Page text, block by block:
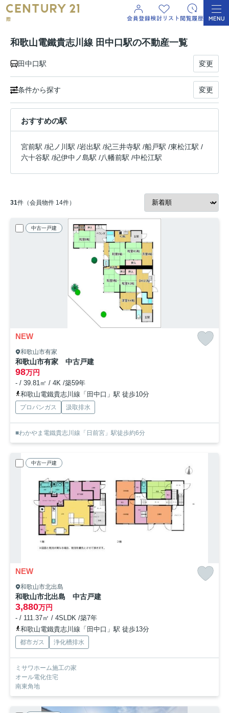
和歌山電鐵貴志川線 田中口駅の不動産一覧
田中口駅 変更
条件から探す 変更
おすすめの駅
宮前駅 /紀ノ川駅 /岩出駅 /紀三井寺駅 /船戸駅 /東松江駅 /
六十谷駅 /紀伊中ノ島駅 /八幡前駅 /中松江駅
31件（会員物件 14件）
中古一戸建
NEW
和歌山市有家
和歌山市有家 中古戸建
98万円
- / 39.81㎡ / 4K /築59年
和歌山電鐵貴志川線「田中口」駅 徒歩10分
プロパンガス 汲取排水
■わかやま電鐵貴志川線「日前宮」駅徒歩約6分
中古一戸建
NEW
和歌山市北出島
和歌山市北出島 中古戸建
3,880万円
- / 111.37㎡ / 4SLDK /築7年
和歌山電鐵貴志川線「田中口」駅 徒歩13分
都市ガス 浄化槽排水
ミサワホーム施工の家
オール電化住宅
南東角地